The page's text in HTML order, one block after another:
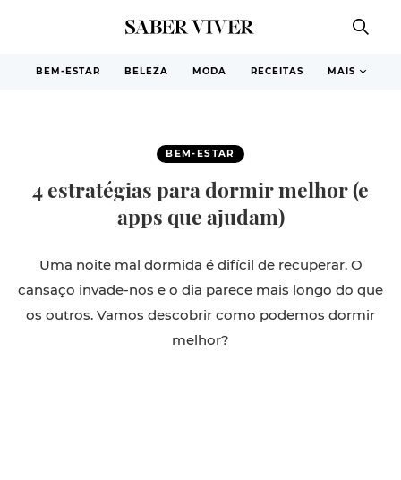
BEM-ESTAR BELEZA MODA RECEITAS MAIS
BEM-ESTAR
4 estratégias para dormir melhor (e
apps que ajudam)
Uma noite mal dormida é difícil de recuperar. O
cansaço invade-nos e o dia parece mais longo do que
os outros. Vamos descobrir como podemos dormir
melhor?